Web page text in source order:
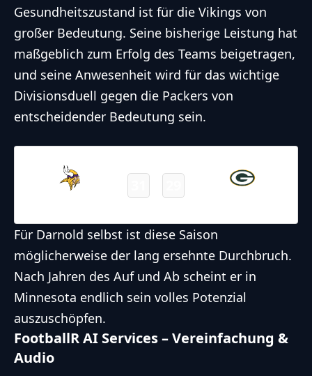
Gesundheitszustand ist für die Vikings von
großer Bedeutung. Seine bisherige Leistung hat
maßgeblich zum Erfolg des Teams beigetragen,
und seine Anwesenheit wird für das wichtige
Divisionsduell gegen die Packers von
entscheidender Bedeutung sein.
Für Darnold selbst ist diese Saison
möglicherweise der lang ersehnte Durchbruch.
Nach Jahren des Auf und Ab scheint er in
Minnesota endlich sein volles Potenzial
auszuschöpfen.
FootballR AI Services – Vereinfachung &
Audio